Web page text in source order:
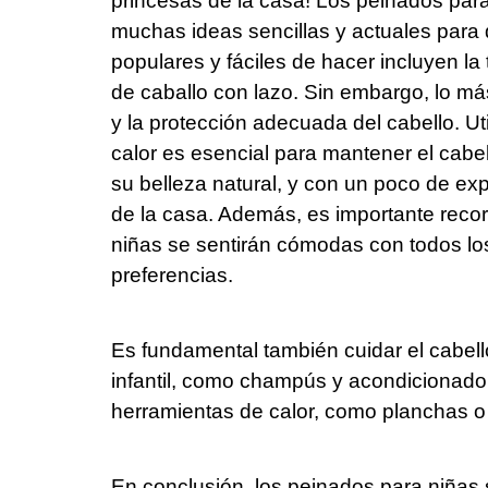
muchas ideas sencillas y actuales
populares y fáciles de hacer incluyen
de caballo con lazo. Sin embargo, lo
y la protección adecuada del cabello.
calor es esencial para mantener el
su belleza natural, y con un poco de
de la casa. Además, es importante
niñas se sentirán cómodas con todos
preferencias.
Es fundamental también cuidar el
infantil, como champús y
herramientas de calor, como planchas